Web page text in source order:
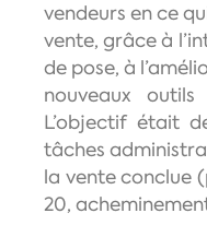
vendeurs en ce
vente, grâce à
de pose, à
nouveaux
L’objectif était
tâches
la vente conclue
20,